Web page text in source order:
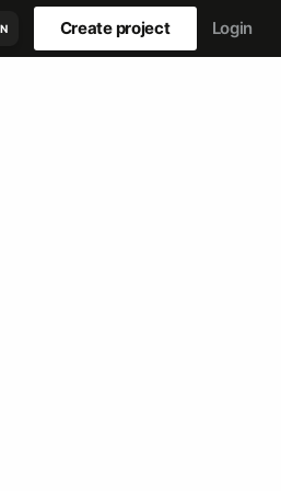
Create project Login